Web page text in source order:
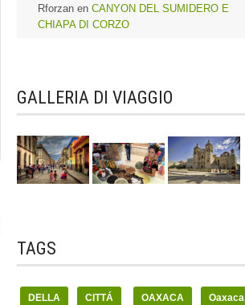
Rforzan en CANYON DEL SUMIDERO E
CHIAPA DI CORZO
GALLERIA DI VIAGGIO
TAGS
DELLA CITTÁ OAXACA Oaxaca